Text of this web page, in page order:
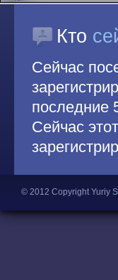
Кто
Сейчас
последние
Сейчас
© 2012 Copyright Yuriy